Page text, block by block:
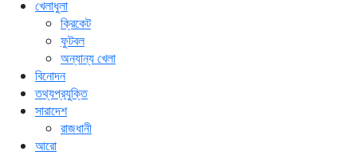
খেলাধুলা
ক্রিকেট
ফুটবল
অন্যান্য খেলা
বিনোদন
তথ্যপ্রযুক্তি
সারাদেশ
রাজধানী
আরো